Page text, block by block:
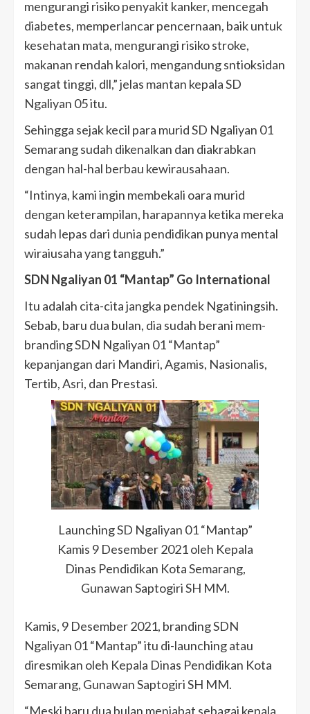
mengurangi risiko penyakit kanker, mencegah
diabetes, memperlancar pencernaan, baik untuk
kesehatan mata, mengurangi risiko stroke,
makanan rendah kalori, mengandung sntioksidan
sangat tinggi, dll,” jelas mantan kepala SD
Ngaliyan 05 itu.
Sehingga sejak kecil para murid SD Ngaliyan 01
Semarang sudah dikenalkan dan diakrabkan
dengan hal-hal berbau kewirausahaan.
“Intinya, kami ingin membekali oara murid
dengan keterampilan, harapannya ketika mereka
sudah lepas dari dunia pendidikan punya mental
wiraiusaha yang tangguh.”
SDN Ngaliyan 01 “Mantap” Go International
Itu adalah cita-cita jangka pendek Ngatiningsih.
Sebab, baru dua bulan, dia sudah berani mem-
branding SDN Ngaliyan 01 “Mantap”
kepanjangan dari Mandiri, Agamis, Nasionalis,
Tertib, Asri, dan Prestasi.
Launching SD Ngaliyan 01 “Mantap”
Kamis 9 Desember 2021 oleh Kepala
Dinas Pendidikan Kota Semarang,
Gunawan Saptogiri SH MM.
Kamis, 9 Desember 2021, branding SDN
Ngaliyan 01 “Mantap” itu di-launching atau
diresmikan oleh Kepala Dinas Pendidikan Kota
Semarang, Gunawan Saptogiri SH MM.
“Meski baru dua bulan menjabat sebagai kepala